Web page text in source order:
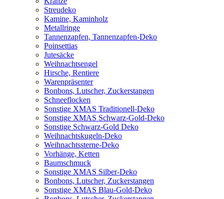
Streudeko
Kamine, Kaminholz
Metallringe
Tannenzapfen, Tannenzapfen-Deko
Poinsettias
Jutesäcke
Weihnachtsengel
Hirsche, Rentiere
Warenpräsenter
Bonbons, Lutscher, Zuckerstangen
Schneeflocken
Sonstige XMAS Traditionell-Deko
Sonstige XMAS Schwarz-Gold-Deko
Sonstige Schwarz-Gold Deko
Weihnachtskugeln-Deko
Weihnachtssterne-Deko
Vorhänge, Ketten
Baumschmuck
Sonstige XMAS Silber-Deko
Bonbons, Lutscher, Zuckerstangen
Sonstige XMAS Blau-Gold-Deko